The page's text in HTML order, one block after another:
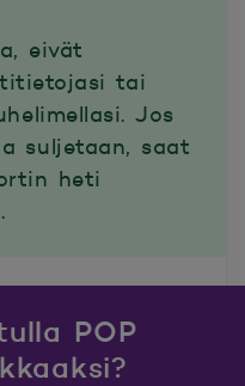
eivät
tai
Jos
suljetaan, saat
heti
POP